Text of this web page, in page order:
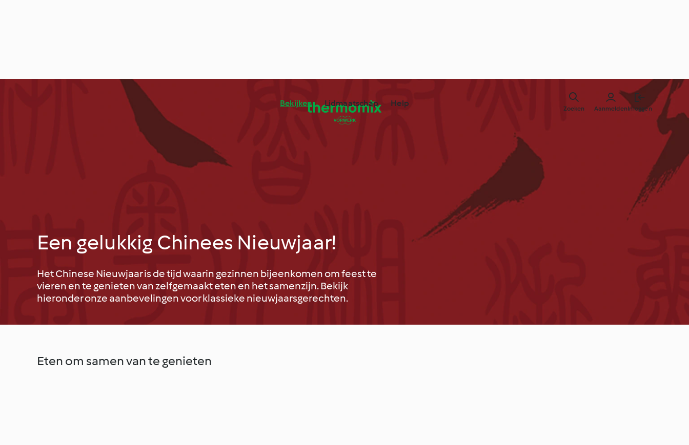
Bekijken Lidmaatschap Help
AanmeldenInloggen
Zoeken
Een gelukkig Chinees Nieuwjaar!
Het Chinese Nieuwjaar is de tijd waarin gezinnen bijeenkomen om feest te
vieren en te genieten van zelfgemaakt eten en het samenzijn. Bekijk
hieronder onze aanbevelingen voor klassieke nieuwjaarsgerechten.
Eten om samen van te genieten